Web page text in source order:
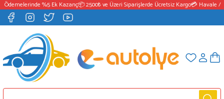
%5 Ek Kazanç📦 2500₺ ve Üzeri Siparişlerde Ücretsiz Kargo💳 Havale /